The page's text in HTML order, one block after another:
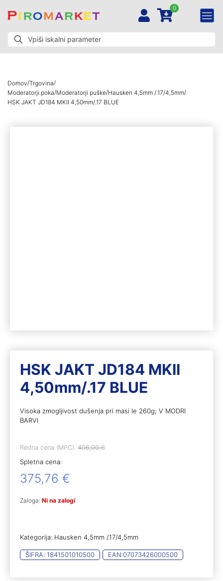
0
Domov/Trgovina/
Moderatorji poka/Moderatorji puške/Hausken 4,5mm /.17/4,5mm/
HSK JAKT JD184 MKII 4,50mm/.17 BLUE
HSK JAKT JD184 MKII
4,50mm/.17 BLUE
Visoka zmogljivost dušenja pri masi le 260g; V MODRI
BARVI
Redna cena (MPC): 406,00€
Spletna cena:
375,76 €
Zaloga: Ni na zalogi
Kategorija: Hausken 4,5mm /.17/4,5mm
ŠIFRA: 1841501010500 EAN:07073426000500